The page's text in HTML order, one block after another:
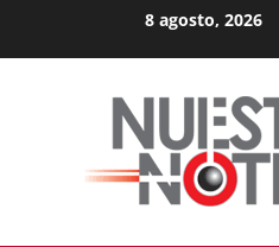
8 agosto, 2026